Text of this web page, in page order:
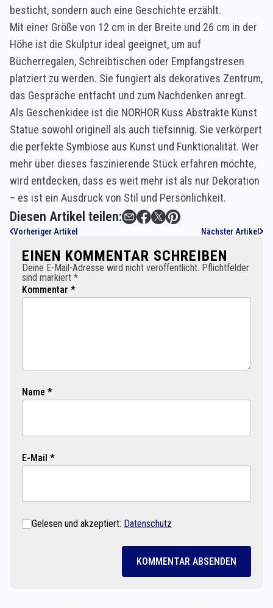
besticht, sondern auch eine Geschichte erzählt.
Mit einer Größe von 12 cm in der Breite und 26 cm in der
Höhe ist die Skulptur ideal geeignet, um auf
Bücherregalen, Schreibtischen oder Empfangstresen
platziert zu werden. Sie fungiert als dekoratives Zentrum,
das Gespräche entfacht und zum Nachdenken anregt.
Als Geschenkidee ist die NORHOR Kuss Abstrakte Kunst
Statue sowohl originell als auch tiefsinnig. Sie verkörpert
die perfekte Symbiose aus Kunst und Funktionalität. Wer
mehr über dieses faszinierende Stück erfahren möchte,
wird entdecken, dass es weit mehr ist als nur Dekoration
– es ist ein Ausdruck von Stil und Persönlichkeit.
Diesen Artikel teilen:
Vorheriger Artikel Nächster Artikel
EINEN KOMMENTAR SCHREIBEN
Deine E-Mail-Adresse wird nicht veröffentlicht. Pflichtfelder
sind markiert *
Kommentar *
Name *
E-Mail *
Gelesen und akzeptiert: Datenschutz
KOMMENTAR ABSENDEN